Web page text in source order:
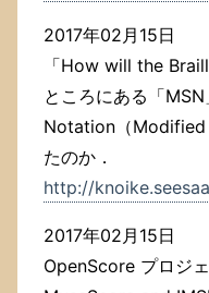
2017年02月15日
「How will the
ところにある「
Notation（
たのか．
http://
2017年02月15日
OpenScore プロジ